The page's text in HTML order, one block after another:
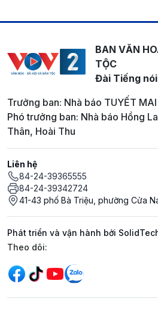
BAN VĂN
TỘC
Đài Tiếng
Trưởng ban: Nhà báo TUYẾT MAI
Phó trưởng ban: Nhà báo Hồng
Thân, Hoài Thu
Liên hệ
84-24-39365555
84-24-39342724
41-43 phố Bà Triệu, phường Cửa
Phát triển và vận hành bởi
Mạng xã hội
Theo dõi: